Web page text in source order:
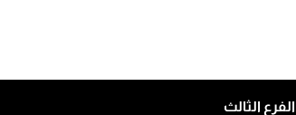
الفرع الثالث